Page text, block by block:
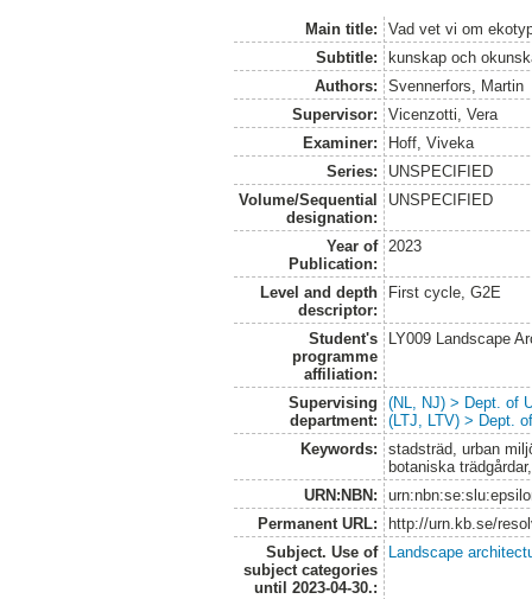
Main title:
Vad vet vi om
Subtitle:
kunskap och
Authors:
Svennerfors, Martin
Supervisor:
Vicenzotti, Vera
Examiner:
Hoff, Viveka
Series:
UNSPECIFIED
Volume/Sequential
designation:
UNSPECIFIED
Year of
Publication:
2023
Level and depth
descriptor:
First cycle, G2E
Student's
programme
affiliation:
LY009 Landscape
Supervising
department:
(NL, NJ) > Dept. of
(LTJ, LTV) > Dept.
Keywords:
stadsträd, urban
botaniska
URN:NBN:
Permanent URL:
http://urn.kb.se/
Subject. Use of
subject categories
until 2023-04-30.:
Landscape